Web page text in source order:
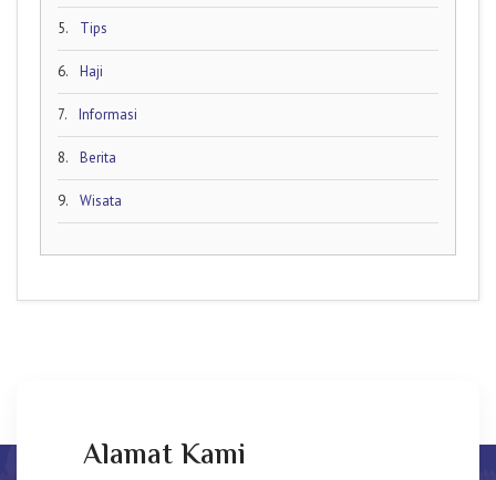
5. Tips
6. Haji
7. Informasi
8. Berita
9. Wisata
Alamat Kami